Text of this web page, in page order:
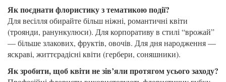
Як поєднати флористику з тематикою події?
Для весілля обирайте більш ніжні, романтичні квіти
(троянди, ранункулюси). Для корпоративу в стилі “врожай”
— більше злакових, фруктів, овочів. Для дня народження —
яскраві, життєрадісні квіти (гербери, соняшники).
Як зробити, щоб квіти не зів’яли протягом усього заходу?